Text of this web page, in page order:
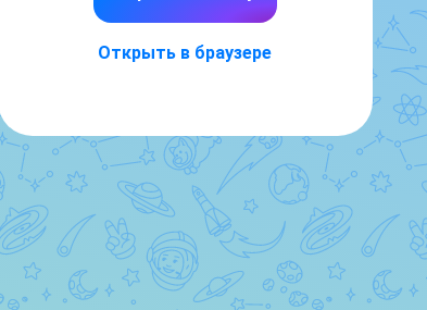
Открыть в браузере